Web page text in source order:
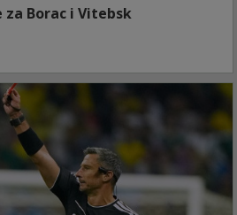
za Borac i Vitebsk